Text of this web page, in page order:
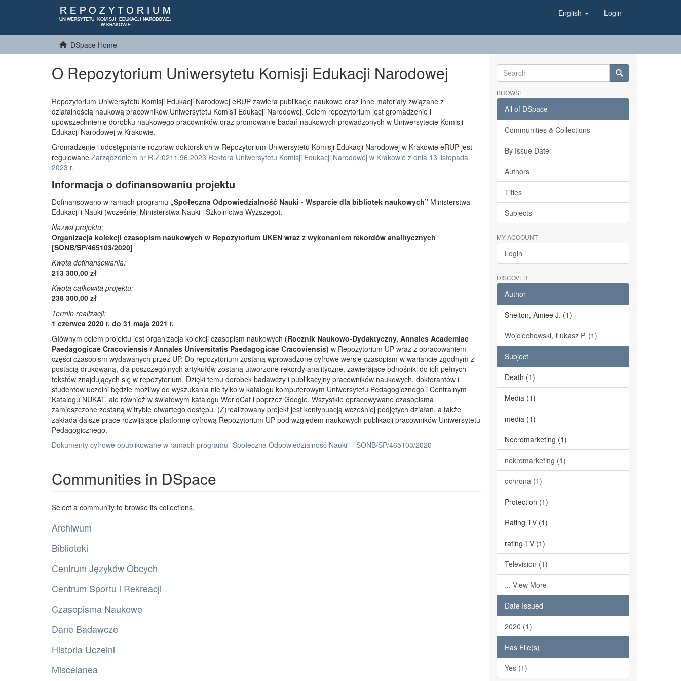
English Login
DSpace Home
O Repozytorium Uniwersytetu Komisji Edukacji Narodowej
Repozytorium Uniwersytetu Komisji Edukacji Narodowej eRUP zawiera publikacje naukowe oraz inne materiały związane z
działalnością naukową pracowników Uniwersytetu Komisji Edukacji Narodowej. Celem repozytorium jest gromadzenie i
upowszechnienie dorobku naukowego pracowników oraz promowanie badań naukowych prowadzonych w Uniwersytecie Komisji
Edukacji Narodowej w Krakowie.
Gromadzenie i udostępnianie rozpraw doktorskich w Repozytorium Uniwersytetu Komisji Edukacji Narodowej w Krakowie eRUP jest
regulowane Zarządzeniem nr R.Z.0211.96.2023 Rektora Uniwersytetu Komisji Edukacji Narodowej w Krakowie z dnia 13 listopada
2023 r.
Informacja o dofinansowaniu projektu
Dofinansowano w ramach programu „Społeczna Odpowiedzialność Nauki - Wsparcie dla bibliotek naukowych” Ministerstwa
Edukacji i Nauki (wcześniej Ministerstwa Nauki i Szkolnictwa Wyższego).
Nazwa projektu:
Organizacja kolekcji czasopism naukowych w Repozytorium UKEN wraz z wykonaniem rekordów analitycznych
[SONB/SP/465103/2020]
Kwota dofinansowania:
213 300,00 zł
Kwota całkowita projektu:
238 300,00 zł
Termin realizacji:
1 czerwca 2020 r. do 31 maja 2021 r.
Głównym celem projektu jest organizacja kolekcji czasopism naukowych (Rocznik Naukowo-Dydaktyczny, Annales Academiae
Paedagogicae Cracoviensis / Annales Universitatis Paedagogicae Cracoviensis) w Repozytorium UP wraz z opracowaniem
części czasopism wydawanych przez UP. Do repozytorium zostaną wprowadzone cyfrowe wersje czasopism w wariancie zgodnym z
postacią drukowaną, dla poszczególnych artykułów zostaną utworzone rekordy analityczne, zawierające odnośniki do ich pełnych
tekstów znajdujących się w repozytorium. Dzięki temu dorobek badawczy i publikacyjny pracowników naukowych, doktorantów i
studentów uczelni będzie możliwy do wyszukania nie tylko w katalogu komputerowym Uniwersytetu Pedagogicznego i Centralnym
Katalogu NUKAT, ale również w światowym katalogu WorldCat i poprzez Google. Wszystkie opracowywane czasopisma
zamieszczone zostaną w trybie otwartego dostępu. (Z)realizowany projekt jest kontynuacją wcześniej podjętych działań, a także
zakłada dalsze prace rozwijające platformę cyfrową Repozytorium UP pod względem naukowych publikacji pracowników Uniwersytetu
Pedagogicznego.
Dokumenty cyfrowe opublikowane w ramach programu "Społeczna Odpowiedzialność Nauki" - SONB/SP/465103/2020
Communities in DSpace
Select a community to browse its collections.
Archiwum
Biblioteki
Centrum Języków Obcych
Centrum Sportu i Rekreacji
Czasopisma Naukowe
Dane Badawcze
Historia Uczelni
Miscelanea
BROWSE
All of DSpace
Communities & Collections
By Issue Date
Authors
Titles
Subjects
MY ACCOUNT
Login
DISCOVER
Author
Shelton, Amiee J. (1)
Wojciechowski, Łukasz P. (1)
Subject
Death (1)
Media (1)
media (1)
Necromarketing (1)
nekromarketing (1)
ochrona (1)
Protection (1)
Rating TV (1)
rating TV (1)
Television (1)
... View More
Date Issued
2020 (1)
Has File(s)
Yes (1)